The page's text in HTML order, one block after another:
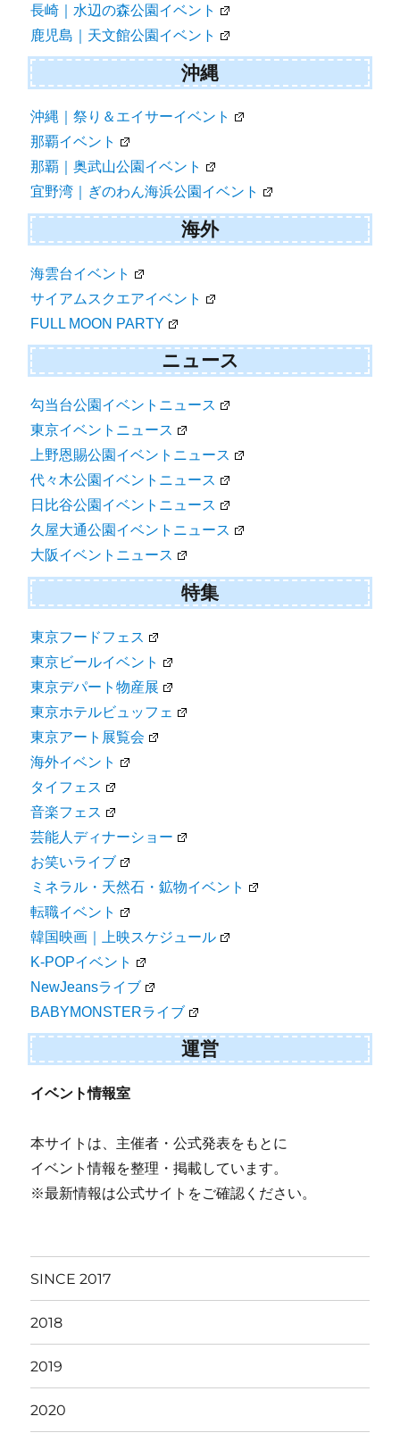
長崎｜水辺の森公園イベント
鹿児島｜天文館公園イベント
沖縄
沖縄｜祭り＆エイサーイベント
那覇イベント
那覇｜奥武山公園イベント
宜野湾｜ぎのわん海浜公園イベント
海外
海雲台イベント
サイアムスクエアイベント
FULL MOON PARTY
ニュース
勾当台公園イベントニュース
東京イベントニュース
上野恩賜公園イベントニュース
代々木公園イベントニュース
日比谷公園イベントニュース
久屋大通公園イベントニュース
大阪イベントニュース
特集
東京フードフェス
東京ビールイベント
東京デパート物産展
東京ホテルビュッフェ
東京アート展覧会
海外イベント
タイフェス
音楽フェス
芸能人ディナーショー
お笑いライブ
ミネラル・天然石・鉱物イベント
転職イベント
韓国映画｜上映スケジュール
K-POPイベント
NewJeansライブ
BABYMONSTERライブ
運営
イベント情報室
本サイトは、主催者・公式発表をもとに
イベント情報を整理・掲載しています。
※最新情報は公式サイトをご確認ください。
SINCE 2017
2018
2019
2020